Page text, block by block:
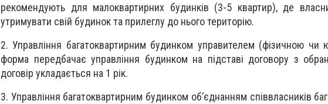
рекомендують для малоквартирних будинків (3-5 квартир), де
утримувати свій будинок та прилеглу до нього територію.
2. Управління багатоквартирним будинком управителем (фізичною
форма передбачає управління будинком на підставі договору з
договір укладається на 1 рік.
3. Управління багатоквартирним будинком об’єднанням співвласників